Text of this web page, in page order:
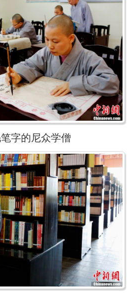
字的尼众学僧